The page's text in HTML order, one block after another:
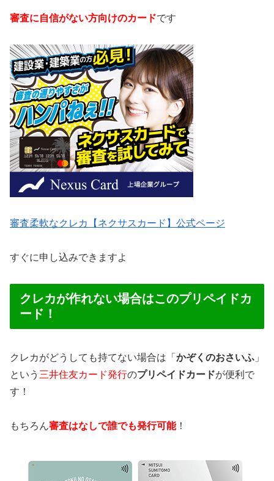
審査に自信がない方向けのカードです
審査柔軟なクレカ【ネクサスカード】公式ページ
すぐに申し込みできますよ
クレカが作れない場合はこのプリペイドカ
ード！
クレカがどうしても持てない場合は「 かぞくのおさいふ 」
という 三井住友カード発行のプリペイドカードが便利で
す！
もちろん審査はなしで誰でも発行可能！